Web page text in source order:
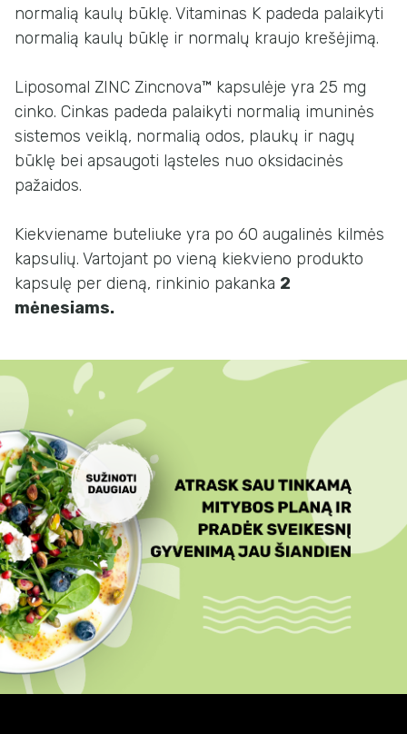
normalią kaulų būklę. Vitaminas K padeda palaikyti
normalią kaulų būklę ir normalų kraujo krešėjimą.
Liposomal ZINC Zincnova™ kapsulėje yra 25 mg
cinko. Cinkas padeda palaikyti normalią imuninės
sistemos veiklą, normalią odos, plaukų ir nagų
būklę bei apsaugoti ląsteles nuo oksidacinės
pažaidos.
Kiekviename buteliuke yra po 60 augalinės kilmės
kapsulių. Vartojant po vieną kiekvieno produkto
kapsulę per dieną, rinkinio pakanka 2
mėnesiams.